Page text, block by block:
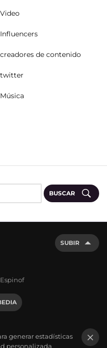
Video
Influencers
creadores de contenido
twitter
Música
BUSCAR
SUBIR
Espinof
generar estadísticas
personalizada